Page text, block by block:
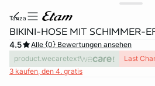
tanza
BIKINI-HOSE MIT SCHIMMER-
4.5
Alle {0} Bewertungen ansehen
product.wecaretext
Last
3 kaufen, den 4. gratis